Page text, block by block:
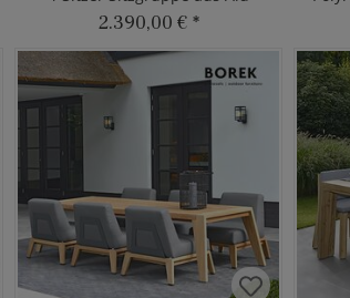
2.390,00 € *